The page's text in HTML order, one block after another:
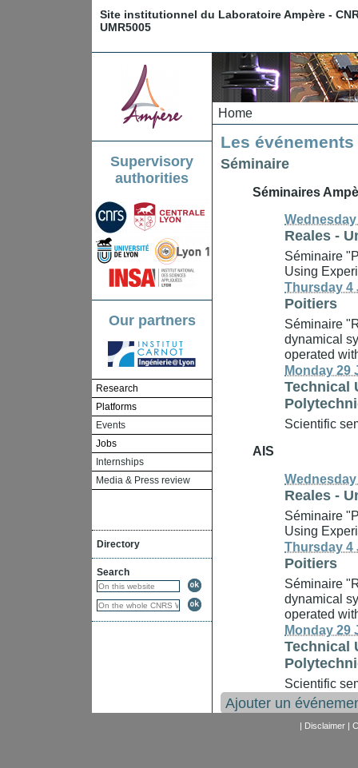
Site institutionnel du Laboratoire Ampère -
UMR5005
Supervisory
authorities
Our partners
Research
Platforms
Events
Jobs
Internships
Media & Press review
Directory
Search
Home
Les
Séminaire
Séminaires
Reales -
Séminaire
Using
Thursday 4
Poitiers
Séminaire
dynamical
operated
Monday 29
Technical
Scientific
AIS
Reales -
Séminaire
Using
Thursday 4
Poitiers
Séminaire
dynamical
operated
Monday 29
Technical
Scientific
Ajouter un
| Disclaimer|